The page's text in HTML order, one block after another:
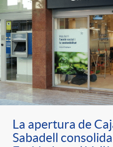
d
e
p
r
a
t
e
g
o
A
n
c
l
a
r
d
e
c
o
La apertura de
Sabadell